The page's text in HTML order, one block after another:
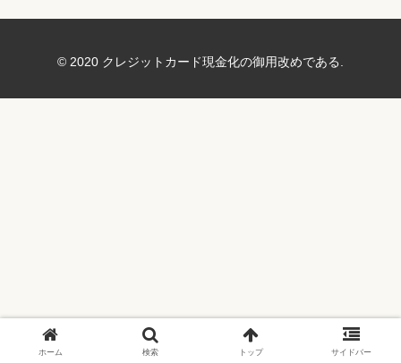
© 2020 クレジットカード現金化の御用改めである.
ホーム 検索 トップ サイドバー